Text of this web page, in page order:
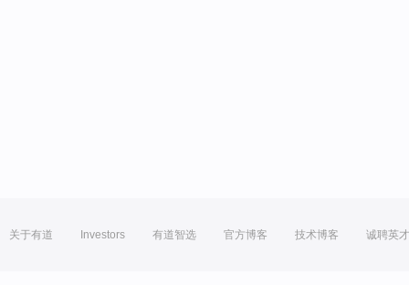
关于有道 Investors 有道智选 官方博客 技术博客 诚聘英才